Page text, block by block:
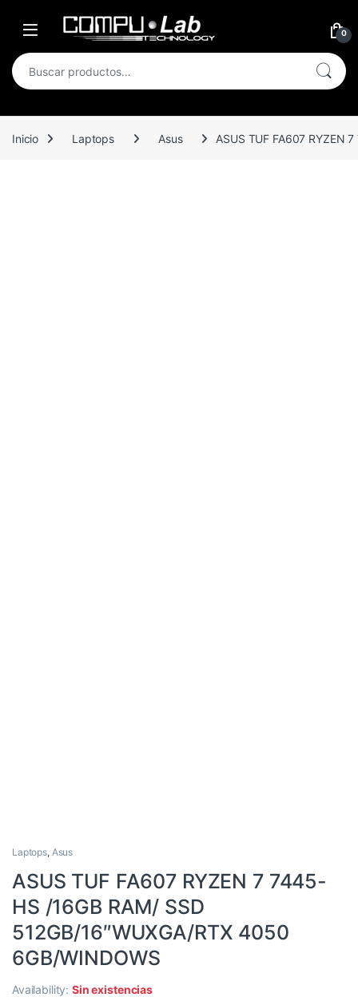
Open 0
Buscar por:
Inicio Laptops Asus ASUS TUF FA607 RYZEN
Laptops, Asus
ASUS TUF FA607 RYZEN 7 7445-
HS /16GB RAM/ SSD
512GB/16″WUXGA/RTX 4050
6GB/WINDOWS
Availability:Sin existencias